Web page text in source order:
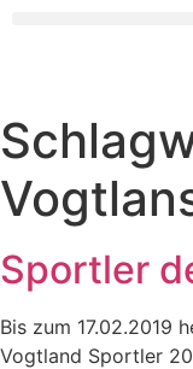
Sportler
Bis zum 17.02.2019
Vogtland Sportler